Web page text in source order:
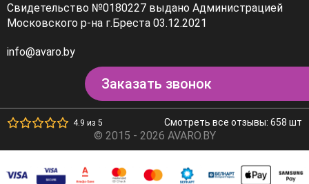
Свидетельство №0180227 выдано Администрацией
Московского р-на г.Бреста 03.12.2021
info@avaro.by
Заказать звонок
4.9 из 5 Смотреть все отзывы: 658 шт
© 2015 - 2026 AVARO.BY